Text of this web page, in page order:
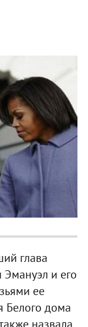
глава
и его
ее
Белого дома